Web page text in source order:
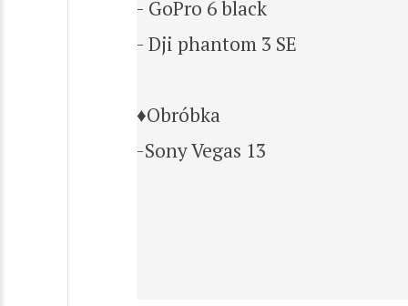
- GoPro 6 black
- Dji phantom 3 SE
♦Obróbka
-Sony Vegas 13